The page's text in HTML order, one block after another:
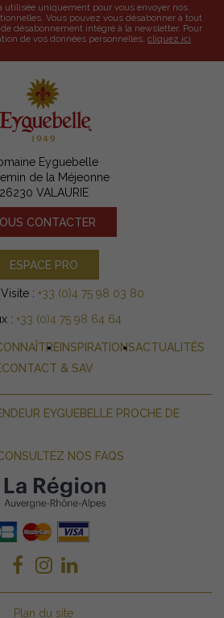
utilisée uniquement pour vous envoyer nos
Vous pouvez vous désabonner à tout
désabonnement intégré à la newsletter. Pour
de vos données personnelles, cliquez ici.
Eyguebelle
de la Méjeonne
26230 VALAURIE
CONTACTER
ESPACE PRO
: +33 (0)4 75 98 03 80
: +33 (0)4 75 98 64 64
INSPIRATIONSACTUALITÉS
CONTACT & SAV
EYGUEBELLE PROCHE DE
NOS FAQS
Plan du site